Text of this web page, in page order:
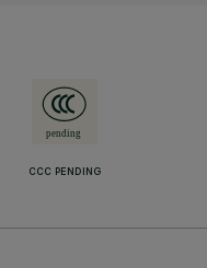
CCC PENDING